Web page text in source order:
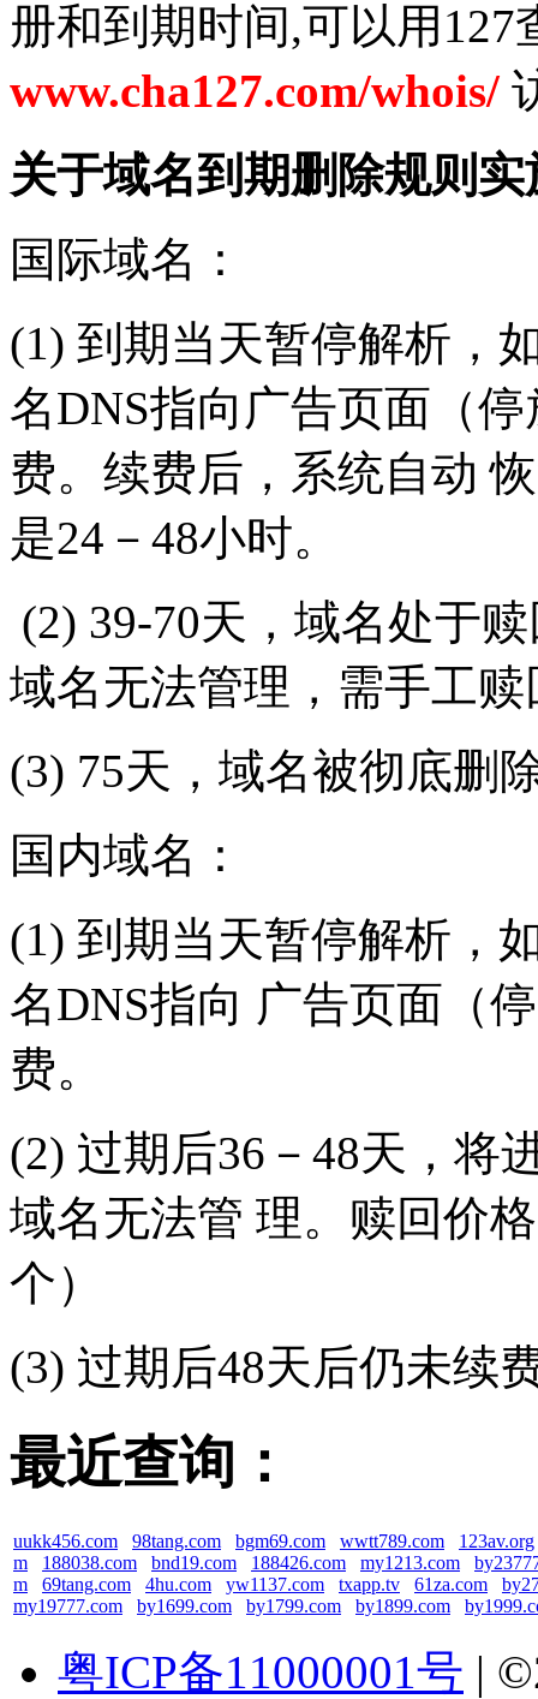
册和到期时间,可以用
www.cha127.com/whois/
关于域名到期删除规则
国际域名：
(1) 到期当天暂停解析，
名DNS指向广告页面（
费。续费后，系统自动
是24－48小时。
(2) 39-70天，域名处于
域名无法管理，需手工赎
(3) 75天，域名被彻底删
国内域名：
(1) 到期当天暂停解析，
名DNS指向 广告页面（
费。
(2) 过期后36－48天，将
域名无法管 理。赎回价
个）
(3) 过期后48天后仍未续
最近查询：
uukk456.com 98tang.com bgm69.com wwtt789.com
123av.org
m
188038.com bnd19.com 188426.com my1213.com
m
69tang.com 4hu.com yw1137.com txapp.tv 61za.com
my19777.com
by1699.com by1799.com by1899.com
粤ICP备11000001号 |